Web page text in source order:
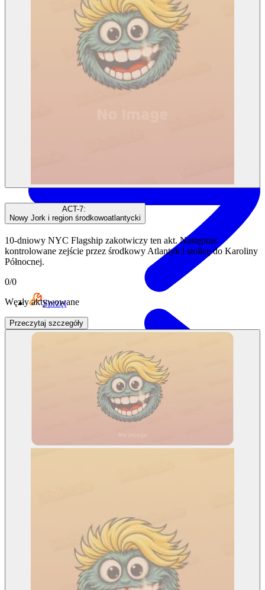
ACT-7:
Nowy Jork i region środkowoatlantycki
10-dniowy NYC Flagship zakotwiczy ten akt. Następnie
kontrolowane zejście przez środkowy Atlantyk i stolicę do Karoliny
Północnej.
0/0
Węzły aktywowane
Przeczytaj szczegóły
Zespół (zablokowany)
Sprzęt